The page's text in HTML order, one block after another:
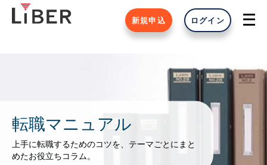
新規申込 ログイン
転職マニュアル
上手に転職するためのコツを、テーマごとにまと
めたお役立ちコラム。